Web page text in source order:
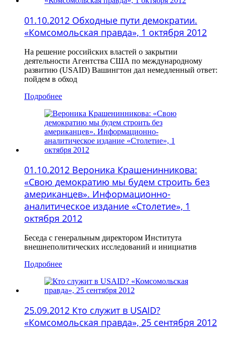
01.10.2012 Обходные пути демократии.
«Комсомольская правда», 1 октября 2012
На решение российских властей о закрытии
деятельности Агентства США по международному
развитию (USAID) Вашингтон дал немедленный ответ:
пойдем в обход
Подробнее
01.10.2012 Вероника Крашенинникова:
«Свою демократию мы будем строить без
американцев». Информационно-
аналитическое издание «Столетие», 1
октября 2012
Беседа с генеральным директором Института
внешнеполитических исследований и инициатив
Подробнее
25.09.2012 Кто служит в USAID?
«Комсомольская правда», 25 сентября 2012